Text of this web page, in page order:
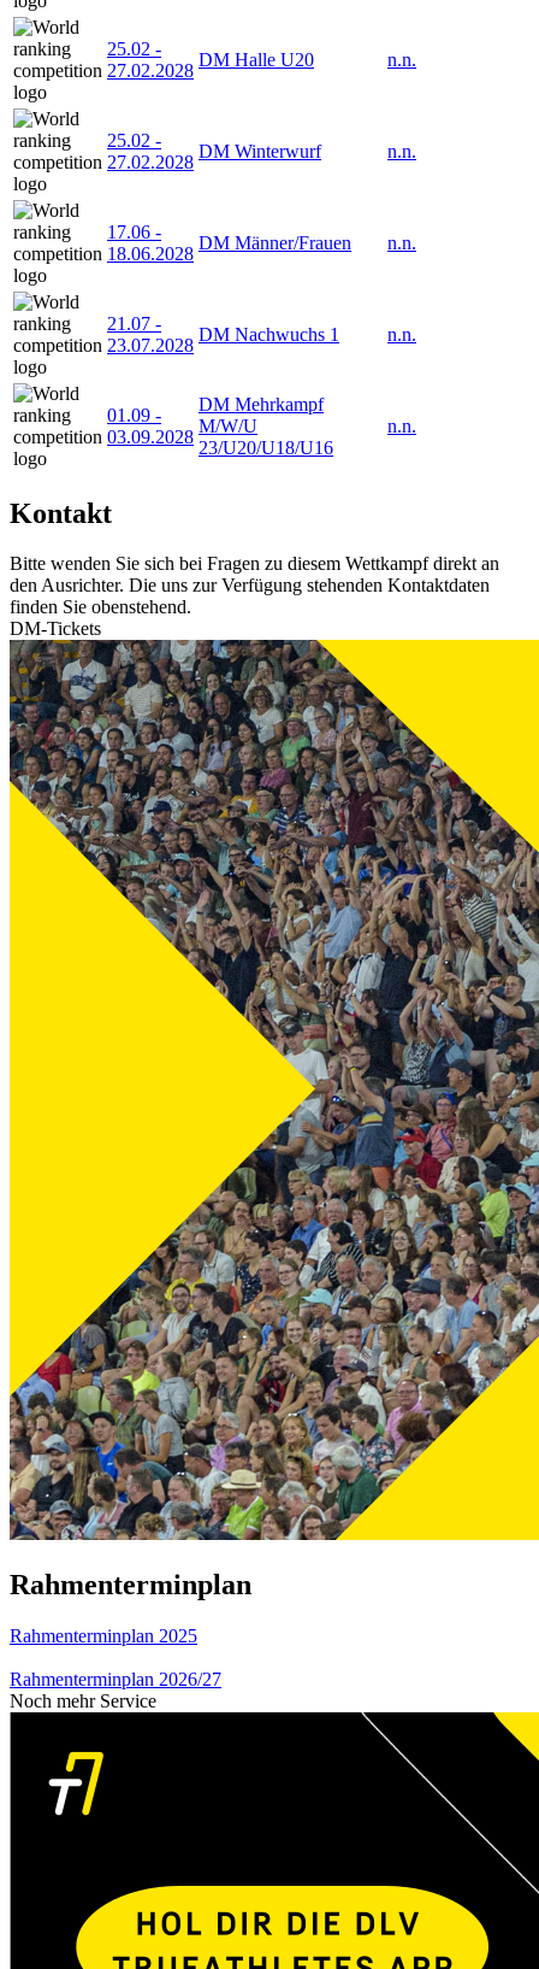
25.02 -
27.02.2028
DM Halle U20 n.n.
25.02 -
27.02.2028
DM Winterwurf n.n.
17.06 -
18.06.2028
DM Männer/Frauen n.n.
21.07 -
23.07.2028
DM Nachwuchs 1 n.n.
01.09 -
03.09.2028
DM Mehrkampf
M/W/U
23/U20/U18/U16
n.n.
Kontakt
Bitte wenden Sie sich bei Fragen zu diesem Wettkampf direkt an
den Ausrichter. Die uns zur Verfügung stehenden Kontaktdaten
finden Sie obenstehend.
DM-Tickets
Rahmenterminplan
Rahmenterminplan 2025
Rahmenterminplan 2026/27
Noch mehr Service